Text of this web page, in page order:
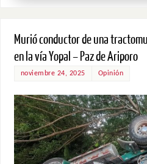
Murió conductor de una
en la vía Yopal – Paz de Ariporo
noviembre 24, 2025 Opinión